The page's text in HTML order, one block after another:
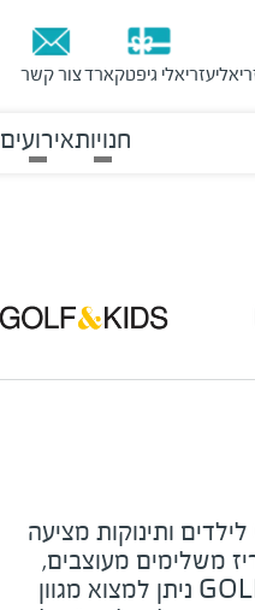
עזריאלי גיפטקארדצור קשר
חנויותאירועים
רשת החנויות GOLF&KIDS לילדים ותינוקות מציעה
משלימים מעוצבים,
נוחים ואיכותיים. ב- GOLF&KIDS ניתן למצוא מגוון